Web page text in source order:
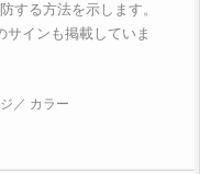
する方法を示します。
サインも掲載していま
／ カラー